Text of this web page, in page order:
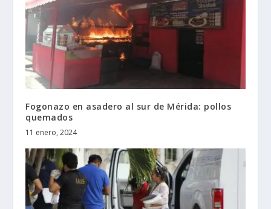
Fogonazo en asadero al sur de Mérida: pollos
quemados
11 enero, 2024